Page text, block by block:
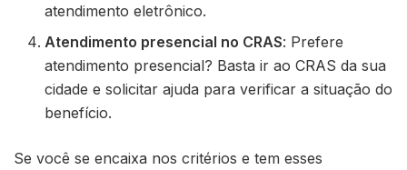
atendimento eletrônico.
Atendimento presencial no CRAS: Prefere
atendimento presencial? Basta ir ao CRAS da sua
cidade e solicitar ajuda para verificar a situação do
benefício.
Se você se encaixa nos critérios e tem esses